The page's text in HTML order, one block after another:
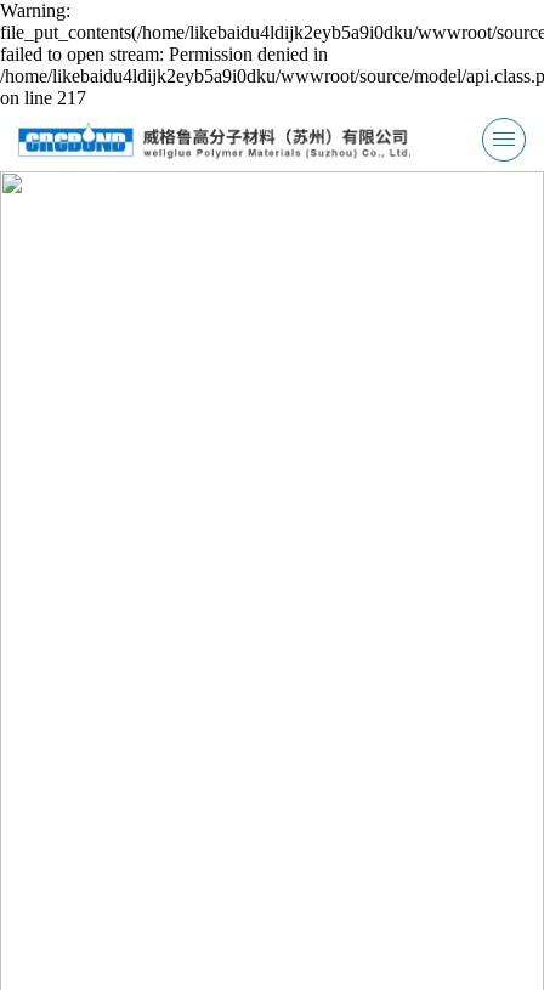
Warning:
file_put_contents(/home/likebaidu4ldijk2eyb5a9i0dku/wwwroot/
failed to open stream: Permission denied in
/home/likebaidu4ldijk2eyb5a9i0dku/wwwroot/source/model/
on line 217